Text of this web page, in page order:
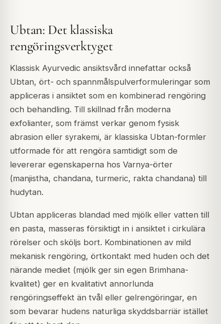
Ubtan: Det klassiska
rengöringsverktyget
Klassisk Ayurvedic ansiktsvård innefattar också
Ubtan, ört- och spannmålspulverformuleringar som
appliceras i ansiktet som en kombinerad rengöring
och behandling. Till skillnad från moderna
exfolianter, som främst verkar genom fysisk
abrasion eller syrakemi, är klassiska Ubtan-formler
utformade för att rengöra samtidigt som de
levererar egenskaperna hos Varnya-örter
(manjistha, chandana, turmeric, rakta chandana) till
hudytan.
Ubtan appliceras blandad med mjölk eller vatten till
en pasta, masseras försiktigt in i ansiktet i cirkulära
rörelser och sköljs bort. Kombinationen av mild
mekanisk rengöring, örtkontakt med huden och det
närande mediet (mjölk ger sin egen Brimhana-
kvalitet) ger en kvalitativt annorlunda
rengöringseffekt än tvål eller gelrengöringar, en
som bevarar hudens naturliga skyddsbarriär istället